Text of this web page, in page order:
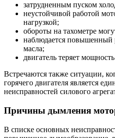
затрудненным пуском
неустойчивой работой
нагрузкой;
обороты на тахометре
наблюдается повышенный
масла;
двигатель теряет
Встречаются также ситуации,
горячего двигателя является
неисправностей силового
Причины дымления
В списке основных